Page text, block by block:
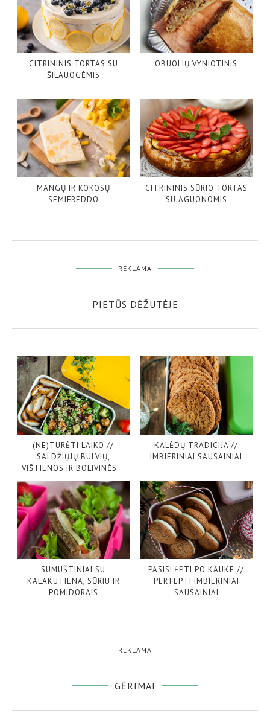
CITRININIS TORTAS SU
ŠILAUOGĖMIS
OBUOLIŲ VYNIOTINIS
MANGŲ IR KOKOSŲ
SEMIFREDDO
CITRININIS SŪRIO TORTAS
SU AGUONOMIS
REKLAMA
PIETŪS DĖŽUTĖJE
(NE)TURĖTI LAIKO //
SALDŽIŲJŲ BULVIŲ,
VIŠTIENOS IR BOLIVINĖS...
KALĖDŲ TRADICIJA //
IMBIERINIAI SAUSAINIAI
SUMUŠTINIAI SU
KALAKUTIENA, SŪRIU IR
POMIDORAIS
PASISLĖPTI PO KAUKE //
PERTEPTI IMBIERINIAI
SAUSAINIAI
REKLAMA
GĖRIMAI